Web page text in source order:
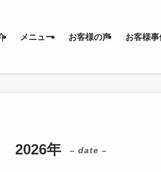
メニュー お客様の声 お客様事
2026年 – date –